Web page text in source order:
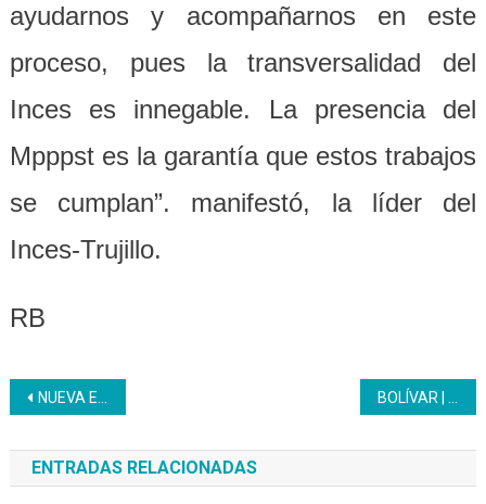
ayudarnos y acompañarnos en este
proceso, pues la transversalidad del
Inces es innegable. La presencia del
Mpppst es la garantía que estos trabajos
se cumplan”. manifestó, la líder del
Inces-Trujillo.
RB
Navegación
de
entradas
NUEVA ESPARTA | Imparten formación a privados de libertad y en comunidades mediante programa penitenciario
ENTRADAS RELACIONADAS